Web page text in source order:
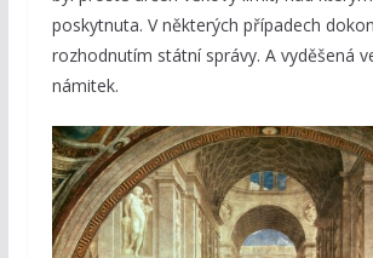
poskytnuta. V některých případech
rozhodnutím státní správy. A vyděšená
námitek.